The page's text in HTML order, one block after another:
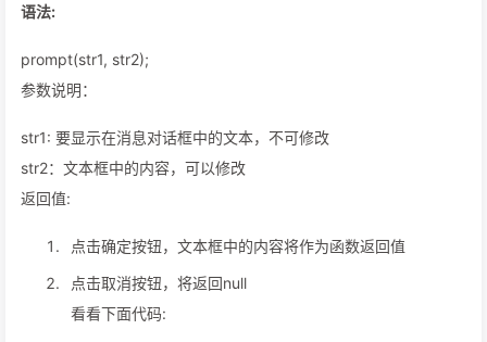
语法:
prompt(str1, str2);
参数说明：
str1: 要显示在消息对话框中的文本，不可修改
str2：文本框中的内容，可以修改
返回值:
点击确定按钮，文本框中的内容将作为函数返回值
点击取消按钮，将返回null
看看下面代码: